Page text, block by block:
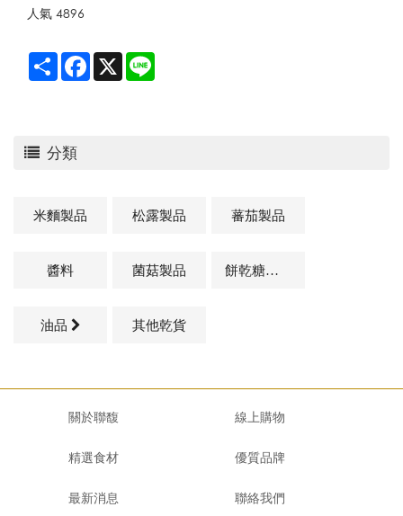
分類
米麵製品 松露製品 蕃茄製品
醬料 菌菇製品 餅乾糖果類
油品 其他乾貨
人氣 4896
Share Facebook
X
關於聯馥 線上購物
精選食材 優質品牌
最新消息 聯絡我們